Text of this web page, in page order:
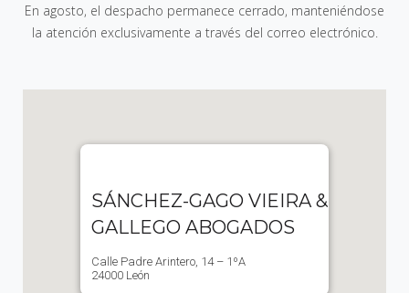
En agosto, el despacho permanece cerrado, manteniéndose
la atención exclusivamente a través del correo electrónico.
SÁNCHEZ-GAGO VIEIRA &
GALLEGO ABOGADOS
Calle Padre Arintero, 14 – 1ºA
24000 León